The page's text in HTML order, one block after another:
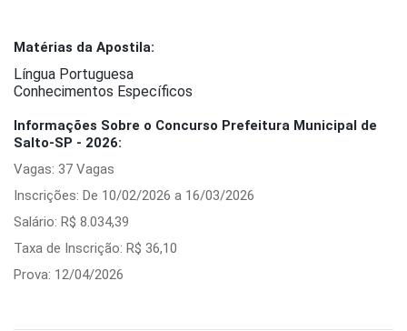
Matérias da Apostila:
Língua Portuguesa
Conhecimentos Específicos
Informações Sobre o Concurso Prefeitura Municipal de
Salto-SP - 2026:
Vagas: 37 Vagas
Inscrições: De 10/02/2026 a 16/03/2026
Salário: R$ 8.034,39
Taxa de Inscrição: R$ 36,10
Prova: 12/04/2026